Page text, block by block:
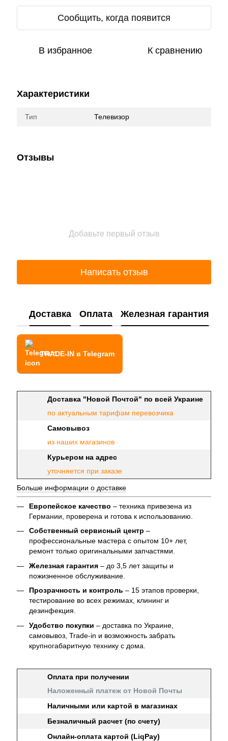
Сообщить, когда появится
В избранное К сравнению
Характеристики
Тип Телевизор
Отзывы
Добавьте первый отзыв
Написать отзыв
Доставка Оплата Железная гарантия
TRADE-IN в Telegram
Доставка "Новой Почтой" по всей Украине
по актуальным тарифам перевозчика
Самовывоз
из наших магазинов
Курьером на адрес
уточняется при заказе
Больше информации о доставке
Европейское качество – техника привезена из
Германии, проверена и готова к использованию.
Собственный сервисный центр –
профессиональные мастера с опытом 10+ лет,
ремонт только оригинальными запчастями.
Железная гарантия – до 3,5 лет защиты и
пожизненное обслуживание.
Прозрачность и контроль – 15 этапов проверки,
тестирование во всех режимах, клининг и
дезинфекция.
Удобство покупки – доставка по Украине,
самовывоз, Trade-in и возможность забрать
крупногабаритную технику с дома.
Оплата при получении
Наложенный платеж от Новой Почты
Наличными или картой в магазинах
Безналичный расчет (по счету)
Онлайн-оплата картой (LiqPay)